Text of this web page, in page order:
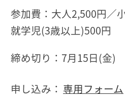
参加費：大人2,500円／
就学児(3歳以上)500円
締め切り：7月15日(金
申し込み： 専用フォーム